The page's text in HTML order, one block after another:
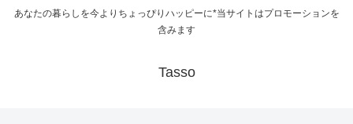
あなたの暮らしを今よりちょっぴりハッピーに*当サイトはプロモーションを
含みます
Tasso